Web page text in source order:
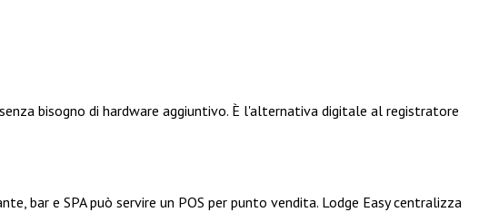
bisogno di hardware aggiuntivo. È l'alternativa digitale al registratore
bar e SPA può servire un POS per punto vendita. Lodge Easy centralizza